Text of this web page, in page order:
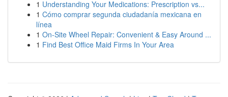
1 Understanding Your Medications: Prescription vs...
1 Cómo comprar segunda ciudadanía mexicana en
línea
1 On-Site Wheel Repair: Convenient & Easy Around ...
1 Find Best Office Maid Firms In Your Area